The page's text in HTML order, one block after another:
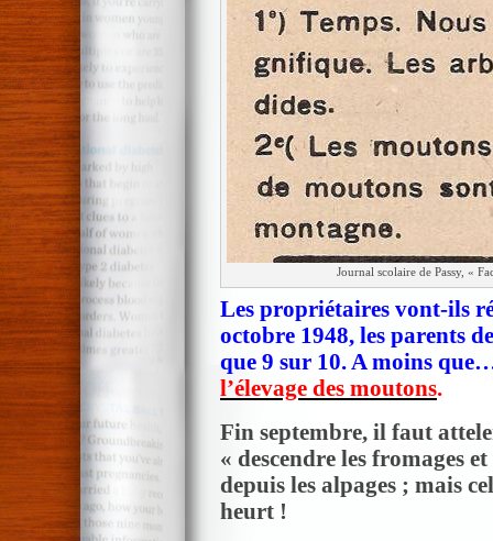
Journal scolaire de Passy, «
Les propriétaires vont-ils
octobre 1948, les parents
que 9 sur 10. A moins
l’élevage des moutons.
Fin septembre, il faut
« descendre les fromages
depuis les alpages ; mais
heurt !